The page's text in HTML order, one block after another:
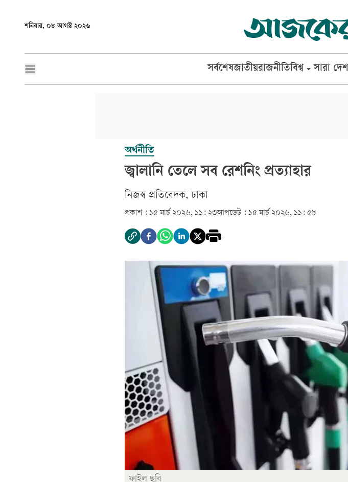
শনিবার, ০৮ আগস্ট ২০২৬
সর্বশেষজাতীয়রাজনীতিবিশ্ব সারা দেশ
অর্থনীতি
জ্বালানি তেলে সব রেশনিং প্রত্যাহার
‎নিজস্ব প্রতিবেদক, ঢাকা‎
প্রকাশ : ১৫ মার্চ ২০২৬, ১১: ২৩আপডেট : ১৫ মার্চ ২০২৬, ১১: ৫৮
ফাইল ছবি